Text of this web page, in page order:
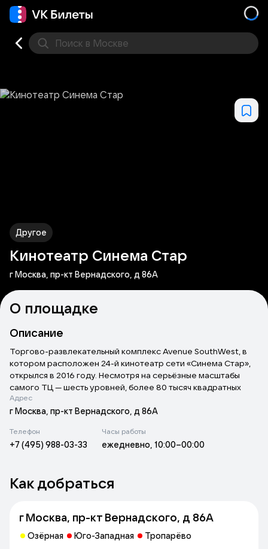
Поиск в Москве
Другое
Кинотеатр Синема Стар
г Москва, пр-кт Вернадского, д 86А
О площадке
Описание
Торгово-развлекательный комплекс Avenue SouthWest, в
котором расположен 24-й кинотеатр сети «Синема Стар»,
открылся в 2016 году. Несмотря на серьёзные масштабы
самого ТЦ — шесть уровней, более 80 тысяч квадратных
метров — здесь нет IMAX и всего 7 кинозалов, включая
камерный VIP с удобными креслами-диванчиками. Общая
В «Синема Стар Авеню Юго-Западная» показывают фильмы
которые дополняют картинку на экране синхронным
движением: убаюкивают, тревожно вибрируют, меняют
можно развлечься в зоне игровых автоматов. В местном
кинобаре сытной еды нет, поэтому если требуется не
только зрелищ, но и хлеба, стоит прогуляться по галерее
Адрес
г Москва, пр-кт Вернадского, д 86А
Телефон
+7 (495) 988-03-33
Часы работы
ежедневно, 10:00–00:00
Как добраться
г Москва, пр-кт Вернадского, д 86А
Озёрная Юго-Западная Тропарёво